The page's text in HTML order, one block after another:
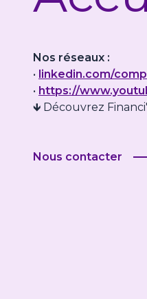
Nos réseaux :
• linkedin.com/
• https://
🡻 Découvrez
Nous contacter